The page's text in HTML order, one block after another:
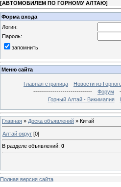
[АВТОМОБИЛЕМ ПО ГОРНОМУ АЛТАЮ]
Форма входа
Логин:
Пароль:
запомнить
Меню сайта
Главная страница Новости из
------------------------------
Форум
Горный Алтай - Викимапия
Главная » Доска объявлений » Китай
Алтай округ [0]
В разделе объявлений: 0
Полная версия сайта